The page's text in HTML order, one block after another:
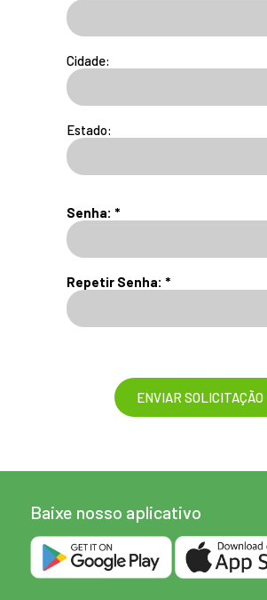
Cidade:
Estado:
Senha: *
Repetir Senha: *
Baixe nosso aplicativo